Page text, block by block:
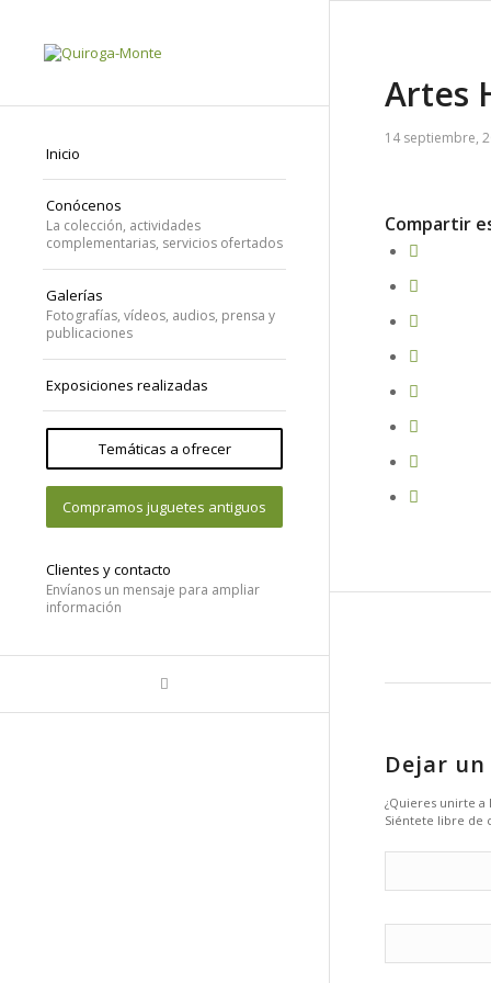
Inicio
Conócenos
La colección, actividades
complementarias, servicios ofertados
Galerías
Fotografías, vídeos, audios, prensa y
publicaciones
Exposiciones realizadas
Temáticas a ofrecer
Compramos juguetes antiguos
Clientes y contacto
Envíanos un mensaje para ampliar
información
Artes
14 septiembre,
Compartir
Dejar
¿Quieres unirte a
Siéntete libre de